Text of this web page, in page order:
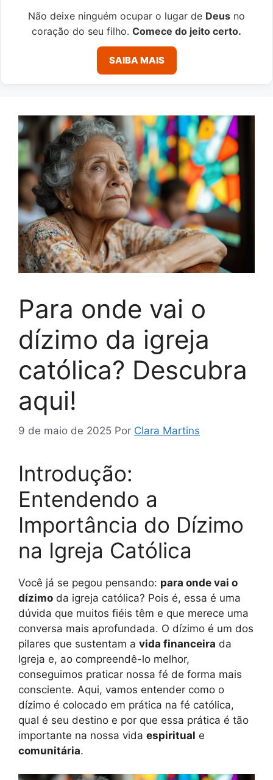
Não deixe ninguém ocupar o lugar de Deus no
coração do seu filho. Comece do jeito certo.
SAIBA MAIS
Para onde vai o
dízimo da igreja
católica? Descubra
aqui!
9 de maio de 2025 Por Clara Martins
Introdução:
Entendendo a
Importância do Dízimo
na Igreja Católica
Você já se pegou pensando: para onde vai o
dízimo da igreja católica? Pois é, essa é uma
dúvida que muitos fiéis têm e que merece uma
conversa mais aprofundada. O dízimo é um dos
pilares que sustentam a vida financeira da
Igreja e, ao compreendê-lo melhor,
conseguimos praticar nossa fé de forma mais
consciente. Aqui, vamos entender como o
dízimo é colocado em prática na fé católica,
qual é seu destino e por que essa prática é tão
importante na nossa vida espiritual e
comunitária.